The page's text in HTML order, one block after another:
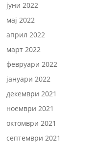
јуни 2022
мај 2022
април 2022
март 2022
февруари 2022
јануари 2022
декември 2021
ноември 2021
октомври 2021
септември 2021